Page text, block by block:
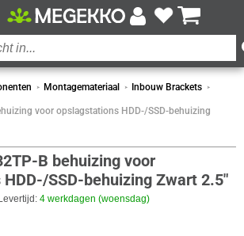
Montagemateriaal Inbouw Brackets
voor opslagstations HDD-/SSD-behuizing
B behuizing voor
SSD-behuizing Zwart 2.5"
4 werkdagen (woensdag)